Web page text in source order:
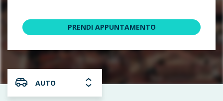
PRENDI APPUNTAMENTO
AUTO